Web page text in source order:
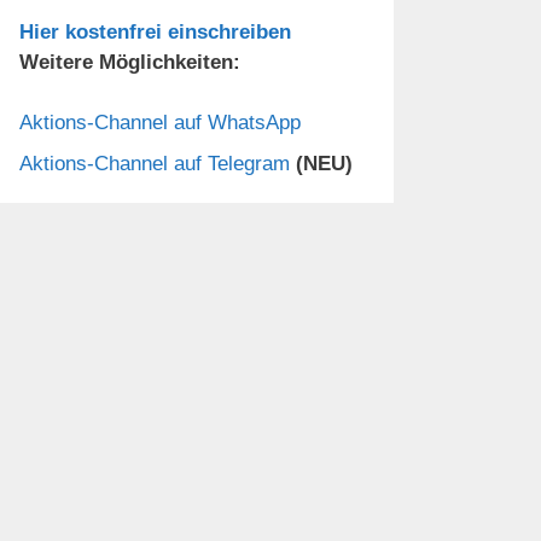
Hier kostenfrei einschreiben
Weitere Möglichkeiten:
Aktions-Channel auf WhatsApp
Aktions-Channel auf Telegram (NEU)